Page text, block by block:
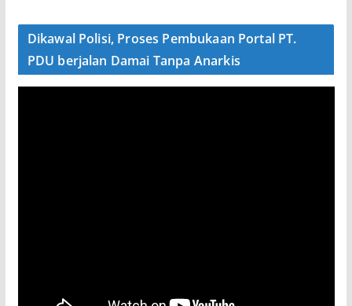
Dikawal Polisi, Proses Pembukaan Portal PT.
PDU berjalan Damai Tanpa Anarkis